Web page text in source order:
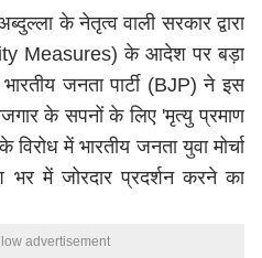
के नेतृत्व वाली सरकार द्वारा
Measures) के आदेश पर बड़ा
जनता पार्टी (BJP) ने इस
के सपनों के लिए 'मृत्यु प्रमाण
में भारतीय जनता युवा मोर्चा
में जोरदार प्रदर्शन करने का
advertisement